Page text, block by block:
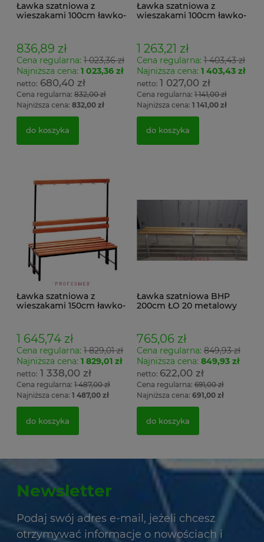
Ławka szatniowa z
wieszakami 100cm ławko-
836,89 zł
Cena regularna: 1 023,36 zł
Najniższa cena: 1 023,36 zł
680,40 zł
Cena regularna: 832,00 zł
Najniższa cena: 832,00 zł
do koszyka
Ławka szatniowa z
wieszakami 100cm ławko-
1 263,21 zł
Cena regularna:1 403,43 zł
Najniższa cena: 1 403,43 zł
1 027,00 zł
Cena regularna:1 141,00 zł
Najniższa cena: 1 141,00 zł
do koszyka
Ławka szatniowa z
wieszakami 150cm ławko-
1 645,74 zł
Cena regularna: 1 829,01 zł
Najniższa cena: 1 829,01 zł
1 338,00 zł
Cena regularna: 1 487,00 zł
Najniższa cena: 1 487,00 zł
do koszyka
Ławka szatniowa BHP
200cm ŁO 20 metalowy
765,06 zł
Cena regularna:849,93 zł
Najniższa cena: 849,93 zł
622,00 zł
Cena regularna:691,00 zł
Najniższa cena: 691,00 zł
do koszyka
Newsletter
Podaj swój adres e-mail, jeżeli chcesz
otrzymywać informacje o nowościach i